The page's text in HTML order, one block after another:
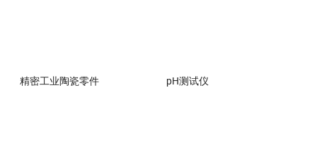
精密工业陶瓷零件 pH测试仪